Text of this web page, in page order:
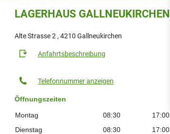
LAGERHAUS GALLNEUKIRCHEN
Alte Strasse 2 , 4210 Gallneukirchen
Anfahrtsbeschreibung
Telefonnummer anzeigen
Öffnungszeiten
Montag 08:30
17:00
Dienstag
08:30
17:00